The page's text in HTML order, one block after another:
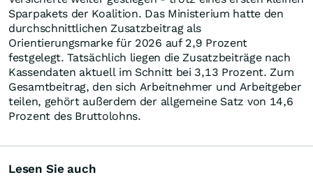
Sparpakets der Koalition. Das Ministerium hatte den
durchschnittlichen Zusatzbeitrag als
Orientierungsmarke für 2026 auf 2,9 Prozent
festgelegt. Tatsächlich liegen die Zusatzbeiträge nach
Kassendaten aktuell im Schnitt bei 3,13 Prozent. Zum
Gesamtbeitrag, den sich Arbeitnehmer und Arbeitgeber
teilen, gehört außerdem der allgemeine Satz von 14,6
Prozent des Bruttolohns.
Lesen Sie auch